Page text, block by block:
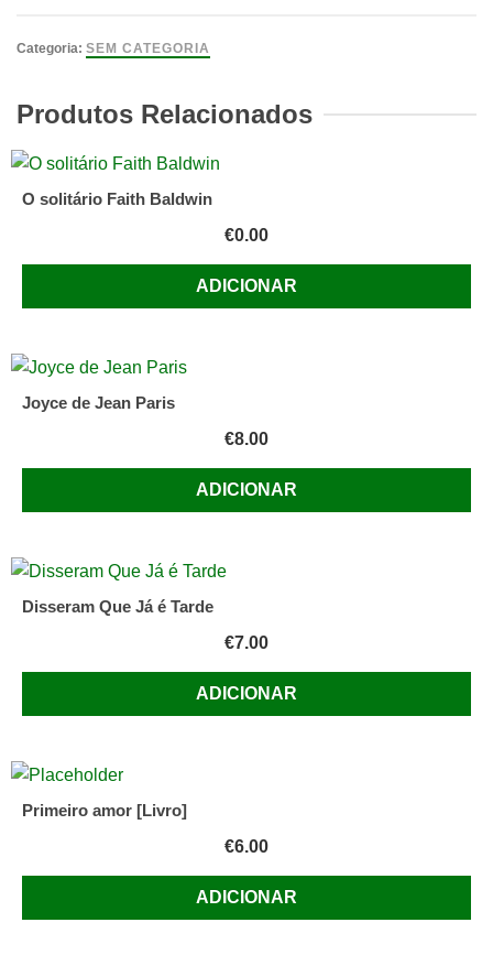
Conspiração
-
Livro
[Livro]
Categoria: SEM CATEGORIA
Produtos Relacionados
O solitário Faith Baldwin
€0.00
ADICIONAR
Joyce de Jean Paris
€8.00
ADICIONAR
Disseram Que Já é Tarde
€7.00
ADICIONAR
Primeiro amor [Livro]
€6.00
ADICIONAR